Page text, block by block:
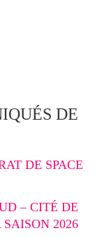
DE
DE SPACE
– CITÉ DE
2026